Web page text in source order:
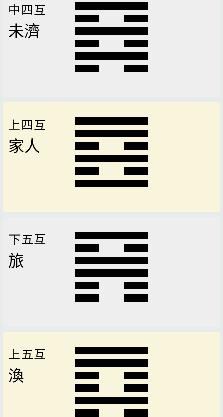
中四互
未濟
上四互
家人
下五互
旅
上五互
渙